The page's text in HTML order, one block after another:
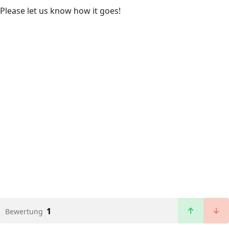
Please let us know how it goes!
Bewertung 1